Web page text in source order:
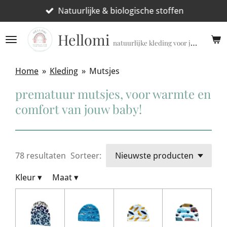
direct
naar
Hellomi natuurlijke kleding voor jouw prematuur!
Natuurlijke & biologische stoffen
Home » Kleding » Mutsjes
prematuur mutsjes, voor warmte en
comfort van jouw baby!
78 resultaten Sorteer:
Kleur ▾ Maat ▾